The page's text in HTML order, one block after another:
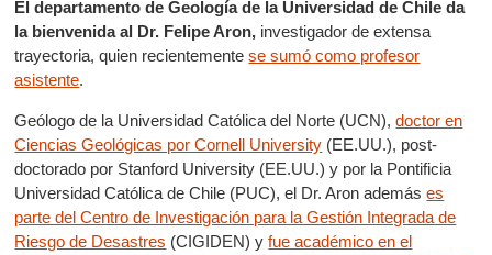
El departamento de Geología de la Universidad de Chile da
la bienvenida al Dr. Felipe Aron, investigador de extensa
trayectoria, quien recientementese sumó como profesor
asistente.
Geólogo de la Universidad Católica del Norte (UCN),doctor en
Ciencias Geológicas por Cornell University (EE.UU.), post-
doctorado por Stanford University (EE.UU.) y por la Pontificia
Universidad Católica de Chile (PUC), el Dr. Aron ademáses
parte del Centro de Investigación para la Gestión Integrada de
Riesgo de Desastres (CIGIDEN) yfue académico en el